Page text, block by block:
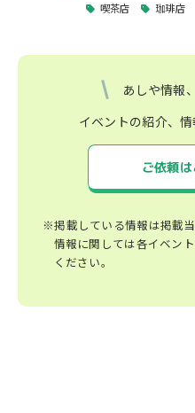
喫茶店
珈琲店
あしや情報
イベントの紹介、情
ご依頼
※掲載している情報は掲載
情報に関しては各イベン
ください。